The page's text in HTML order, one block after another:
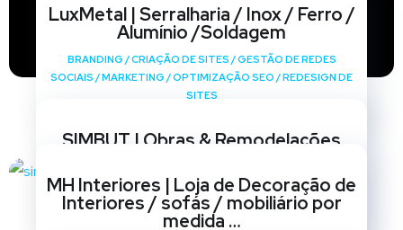
LuxMetal | Serralharia / Inox / Ferro /
Alumínio /Soldagem
BRANDING /CRIAÇÃO DE SITES /GESTÃO DE REDES
SOCIAIS /MARKETING /OPTIMIZAÇÃO SEO /REDESIGN DE
SITES
SIMBUT | Obras & Remodelações
SOCIAIS /MARKETING OPTIMIZAÇÃO SEO/ REDESIGN DE
SITES
MH Interiores | Loja de Decoração de
Interiores / sofás / mobiliário por
medida …